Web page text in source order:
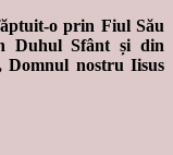
o prin Fiul Său
Duhul Sfânt și din
Domnul nostru Iisus